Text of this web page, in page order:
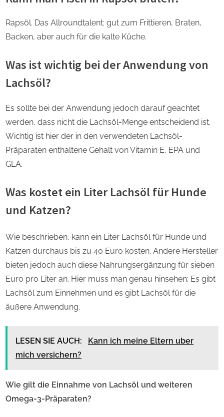
Rapsöl. Das Allroundtalent: gut zum Frittieren, Braten,
Backen, aber auch für die kalte Küche.
Was ist wichtig bei der Anwendung von
Lachsöl?
Es sollte bei der Anwendung jedoch darauf geachtet
werden, dass nicht die Lachsöl-Menge entscheidend ist.
Wichtig ist hier der in den verwendeten Lachsöl-
Präparaten enthaltene Gehalt von Vitamin E, EPA und
GLA.
Was kostet ein Liter Lachsöl für Hunde
und Katzen?
Wie beschrieben, kann ein Liter Lachsöl für Hunde und
Katzen durchaus bis zu 40 Euro kosten. Andere Hersteller
bieten jedoch auch diese Nahrungsergänzung für sieben
Euro pro Liter an. Hier muss man genau hinsehen: Es gibt
Lachsöl zum Einnehmen und es gibt Lachsöl für die
äußere Anwendung.
LESEN SIE AUCH:
Kann ich meine Eltern uber
mich versichern?
Wie gilt die Einnahme von Lachsöl und weiteren
Omega-3-Präparaten?